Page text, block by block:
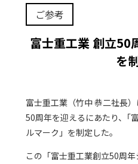
ご参考
富士重工業 創立50
を
富士重工業（竹中 恭二社長
50周年を迎えるにあたり、｢
ルマーク」を制定した。
この「富士重工業創立50周